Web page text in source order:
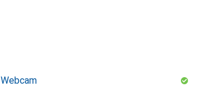
Webcam